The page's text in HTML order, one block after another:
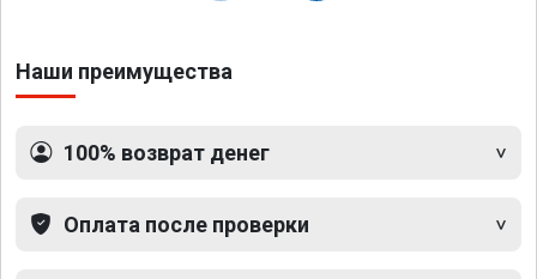
Наши преимущества
100% возврат денег
Оплата после проверки